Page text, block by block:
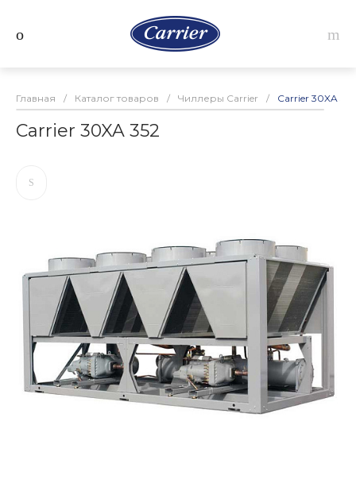
Главная / Каталог товаров / Чиллеры Carrier / Carrier 30XA 352
Carrier 30XA 352